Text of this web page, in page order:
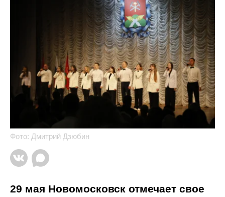
Фото: Дмитрий Дзюбин
29 мая Новомосковск отмечает свое